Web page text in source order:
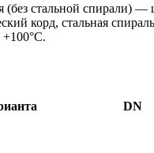
(без стальной спирали)
корд, стальная
DN